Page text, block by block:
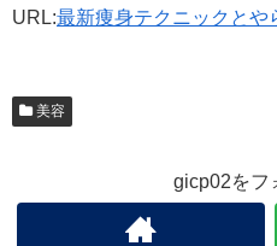
URL:最新痩身テクニックとや
美容
gicp02をフ